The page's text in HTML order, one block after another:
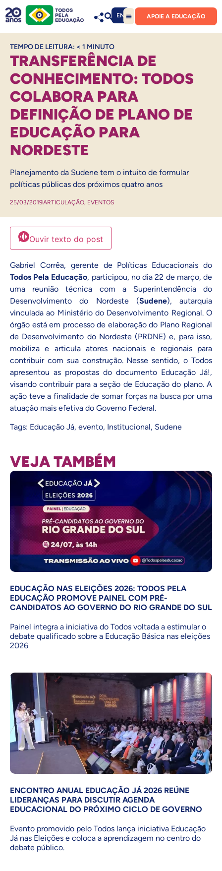
EN APOIE A EDUCAÇÃO
TEMPO DE LEITURA: < 1 MINUTO
TRANSFERÊNCIA DE
CONHECIMENTO: TODOS
COLABORA PARA
DEFINIÇÃO DE PLANO DE
EDUCAÇÃO PARA
NORDESTE
Planejamento da Sudene tem o intuito de formular
políticas públicas dos próximos quatro anos
25/03/2019ARTICULAÇÃO, EVENTOS
Ouvir texto do post
Gabriel Corrêa, gerente de Políticas Educacionais do
Todos Pela Educação, participou, no dia 22 de março, de
uma reunião técnica com a Superintendência do
Desenvolvimento do Nordeste (Sudene), autarquia
vinculada ao Ministério do Desenvolvimento Regional. O
órgão está em processo de elaboração do Plano Regional
de Desenvolvimento do Nordeste (PRDNE) e, para isso,
mobiliza e articula atores nacionais e regionais para
contribuir com sua construção. Nesse sentido, o Todos
apresentou as propostas do documento Educação Já!,
visando contribuir para a seção de Educação do plano. A
ação teve a finalidade de somar forças na busca por uma
atuação mais efetiva do Governo Federal.
Tags: Educação Já, evento, Institucional, Sudene
VEJA TAMBÉM
EDUCAÇÃO NAS ELEIÇÕES 2026: TODOS PELA
EDUCAÇÃO PROMOVE PAINEL COM PRÉ-
CANDIDATOS AO GOVERNO DO RIO GRANDE DO SUL
Painel integra a iniciativa do Todos voltada a estimular o
debate qualificado sobre a Educação Básica nas eleições
2026
ENCONTRO ANUAL EDUCAÇÃO JÁ 2026 REÚNE
LIDERANÇAS PARA DISCUTIR AGENDA
EDUCACIONAL DO PRÓXIMO CICLO DE GOVERNO
Evento promovido pelo Todos lança iniciativa Educação
Já nas Eleições e coloca a aprendizagem no centro do
debate público.